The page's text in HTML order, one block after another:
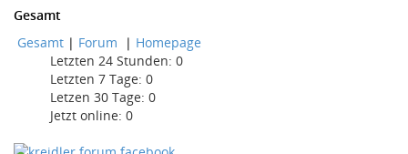
Gesamt
Gesamt | Forum | Homepage
Letzten 24 Stunden: 0
Letzten 7 Tage: 0
Letzen 30 Tage: 0
Jetzt online: 0